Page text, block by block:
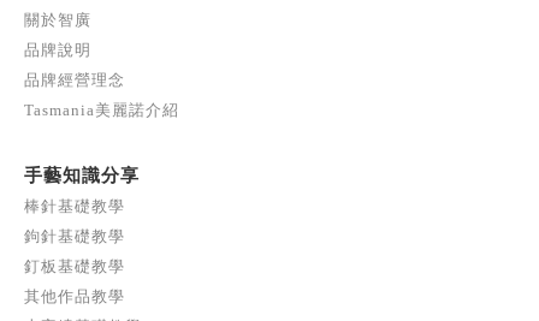
關於智廣
品牌說明
品牌經營理念
Tasmania美麗諾介紹
手藝知識分享
棒針基礎教學
鉤針基礎教學
釘板基礎教學
其他作品教學